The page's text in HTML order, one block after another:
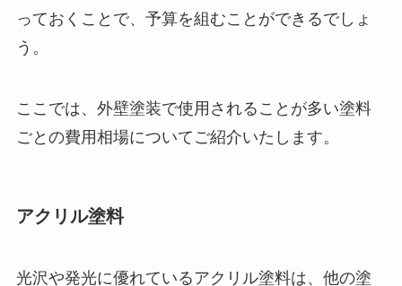
っておくことで、予算を組むことができるでしょ
う。
ここでは、外壁塗装で使用されることが多い塗料
ごとの費用相場についてご紹介いたします。
アクリル塗料
光沢や発光に優れているアクリル塗料は、他の塗